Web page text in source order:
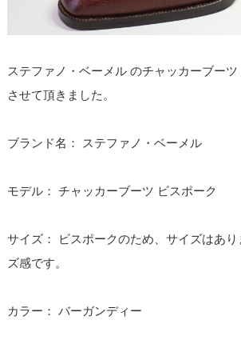
ステファノ・ベーメル のチャッカーブー
させて頂きました。
ブランド名： ステファノ・ベーメル
モデル： チャッカーブーツ ビスポーク
サイズ： ビスポークのため、サイズはあ
ズ感です。
カラー： バーガンディー